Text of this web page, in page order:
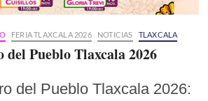
FERIA TLAXCALA 2026 NOTICIAS TLAXCALA
Pueblo Tlaxcala 2026
del Pueblo Tlaxcala 2026: